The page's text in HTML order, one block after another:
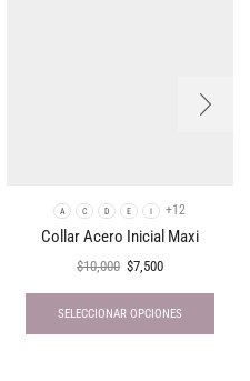
A C D E +12
Collar Acero Inicial Maxi
$10,000 $7,500
SELECCIONAR OPCIONES